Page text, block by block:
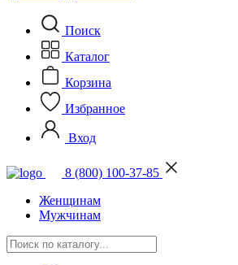
Поиск
Каталог
Корзина
Избранное
Вход
8 (800) 100-37-85
Женщинам
Мужчинам